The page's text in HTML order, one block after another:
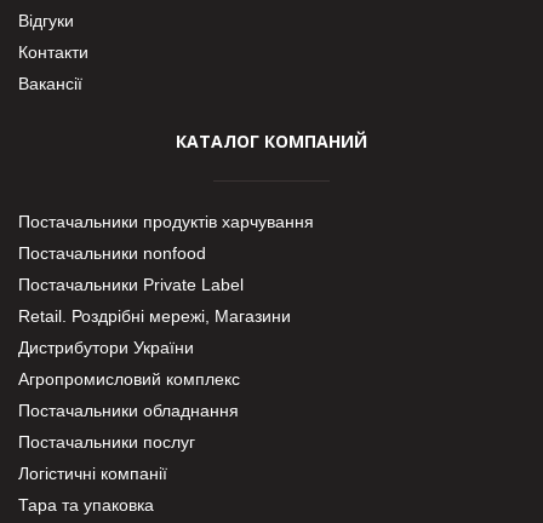
Відгуки
Контакти
Вакансії
КАТАЛОГ КОМПАНИЙ
Постачальники продуктів харчування
Постачальники nonfood
Постачальники Private Label
Retail. Роздрібні мережі, Магазини
Дистрибутори України
Агропромисловий комплекс
Постачальники обладнання
Постачальники послуг
Логістичні компанії
Тара та упаковка